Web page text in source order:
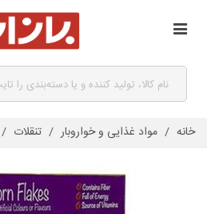
خانه / مواد غذایی و خواروبار / تنقلات /